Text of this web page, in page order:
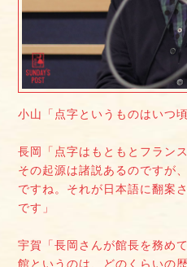
小山「点字というものはいつ
長岡「点字はもともとフラン
その起源は諸説あるのですが
ですね。それが日本語に翻案
です」
宇賀「長岡さんが館長を務め
館というのは、どのくらいの